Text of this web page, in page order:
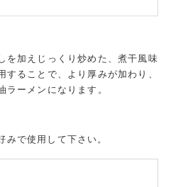
を加えじっくり炒めた、煮干風味
ることで、より厚みが加わり、
ーメンになります。
で使用して下さい。